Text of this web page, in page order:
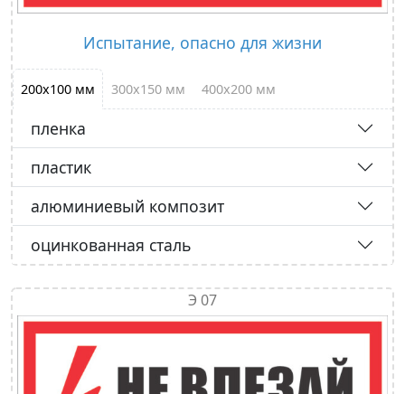
Испытание, опасно для жизни
200х100 мм 300х150 мм 400х200 мм
пленка
пластик
алюминиевый композит
оцинкованная сталь
Э 07